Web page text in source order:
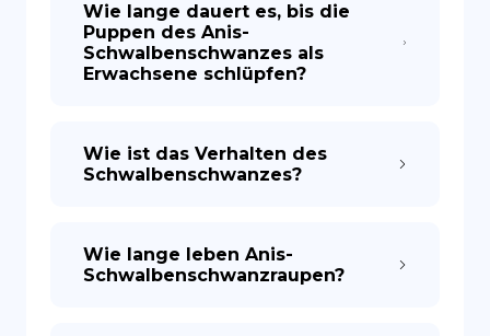
Wie lange dauert es, bis die
Puppen des Anis-
Schwalbenschwanzes als
Erwachsene schlüpfen?
Wie ist das Verhalten des
Schwalbenschwanzes?
Wie lange leben Anis-
Schwalbenschwanzraupen?